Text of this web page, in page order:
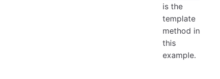
is the
template
method in
this
example.